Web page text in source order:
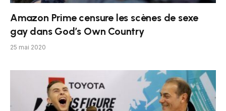
Amazon Prime censure les scènes de sexe
gay dans God’s Own Country
25 mai 2020